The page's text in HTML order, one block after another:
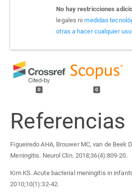
No hay restricciones
legales nimedidas
otras a hacer cualquier
0 0
Referencias
Figueiredo AHA, Brouwer MC, van de Beek
Meningitis. Neurol Clin. 2018;36(4):809-20.
Kim KS. Acute bacterial meningitis in
2010;10(1):32-42.